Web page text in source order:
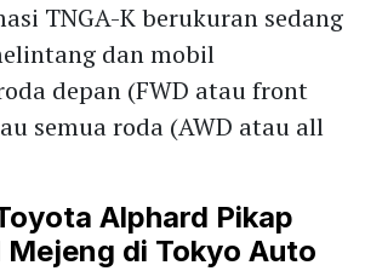
TNGA-K berukuran sedang
dan mobil
depan (FWD atau front
semua roda (AWD atau all
Alphard Pikap
Mejeng di Tokyo Auto